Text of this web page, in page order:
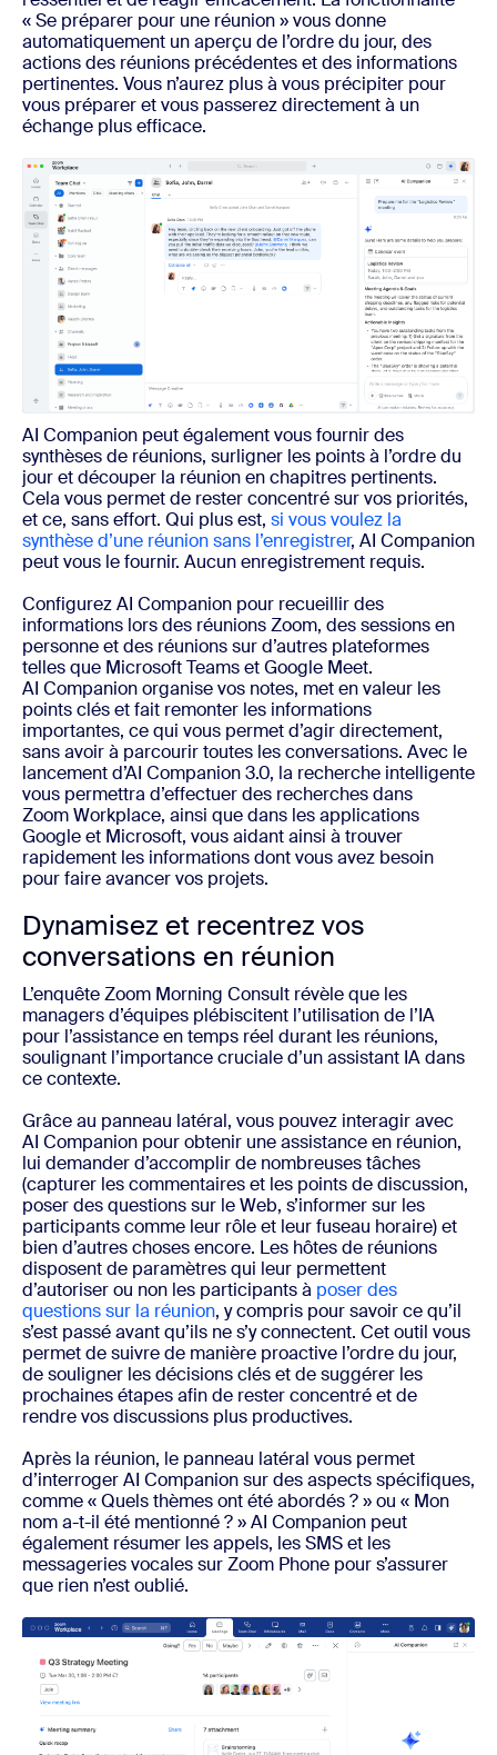
« Se préparer pour une réunion » vous donne
automatiquement un aperçu de l’ordre du jour, des
actions des réunions précédentes et des informations
pertinentes. Vous n’aurez plus à vous précipiter pour
vous préparer et vous passerez directement à un
échange plus efficace.
AI Companion peut également vous fournir des
synthèses de réunions, surligner les points à l’ordre du
jour et découper la réunion en chapitres pertinents.
Cela vous permet de rester concentré sur vos priorités,
et ce, sans effort. Qui plus est, si vous voulez la
synthèse d’une réunion sans l’enregistrer, AI Companion
peut vous le fournir. Aucun enregistrement requis.
Configurez AI Companion pour recueillir des
informations lors des réunions Zoom, des sessions en
personne et des réunions sur d’autres plateformes
telles que Microsoft Teams et Google Meet.
AI Companion organise vos notes, met en valeur les
points clés et fait remonter les informations
importantes, ce qui vous permet d’agir directement,
sans avoir à parcourir toutes les conversations. Avec le
lancement d’AI Companion 3.0, la recherche intelligente
vous permettra d’effectuer des recherches dans
Zoom Workplace, ainsi que dans les applications
Google et Microsoft, vous aidant ainsi à trouver
rapidement les informations dont vous avez besoin
pour faire avancer vos projets.
Dynamisez et recentrez vos
conversations en réunion
L’enquête Zoom Morning Consult révèle que les
managers d’équipes plébiscitent l’utilisation de l’IA
pour l’assistance en temps réel durant les réunions,
soulignant l’importance cruciale d’un assistant IA dans
ce contexte.
Grâce au panneau latéral, vous pouvez interagir avec
AI Companion pour obtenir une assistance en réunion,
lui demander d’accomplir de nombreuses tâches
(capturer les commentaires et les points de discussion,
poser des questions sur le Web, s’informer sur les
participants comme leur rôle et leur fuseau horaire) et
bien d’autres choses encore. Les hôtes de réunions
disposent de paramètres qui leur permettent
d’autoriser ou non les participants à poser des
questions sur la réunion, y compris pour savoir ce qu’il
s’est passé avant qu’ils ne s’y connectent. Cet outil vous
permet de suivre de manière proactive l’ordre du jour,
de souligner les décisions clés et de suggérer les
prochaines étapes afin de rester concentré et de
rendre vos discussions plus productives.
Après la réunion, le panneau latéral vous permet
d’interroger AI Companion sur des aspects spécifiques,
comme « Quels thèmes ont été abordés ? » ou « Mon
nom a-t-il été mentionné ? » AI Companion peut
également résumer les appels, les SMS et les
messageries vocales sur Zoom Phone pour s’assurer
que rien n’est oublié.